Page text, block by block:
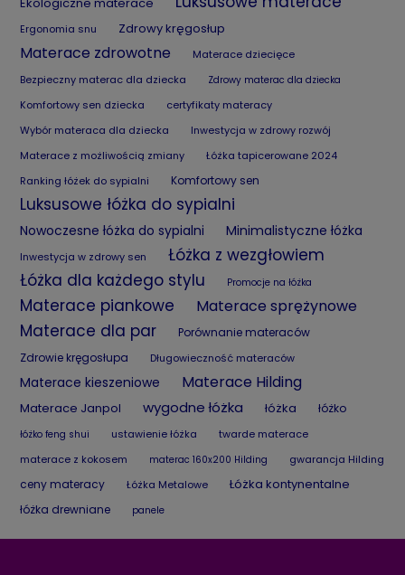
Ergonomia snu Zdrowy kręgosłup
Materace zdrowotne
Materace dziecięce
Bezpieczny materac dla dziecka
Zdrowy materac dla dziecka
Komfortowy sen dziecka
certyfikaty materacy
Wybór materaca dla dziecka
Inwestycja w zdrowy rozwój
Materace z możliwością zmiany
Łóżka tapicerowane 2024
Ranking łóżek do sypialni
Komfortowy sen
Luksusowe łóżka do sypialni
Nowoczesne łóżka do sypialni Minimalistyczne łóżka
Inwestycja w zdrowy sen
Łóżka z wezgłowiem
Łóżka dla każdego stylu
Promocje na łóżka
Materace piankowe Materace sprężynowe
Materace dla par
Porównanie materaców
Zdrowie kręgosłupa
Długowieczność materaców
Materace kieszeniowe Materace Hilding
Materace Janpol wygodne łóżka łóżka łóżko
łóżko feng shui ustawienie łóżka
twarde materace
materace z kokosem
materac 160x200 Hilding gwarancja Hilding
ceny materacy Łóżka Metalowe Łóżka kontynentalne
łóżka drewniane panele